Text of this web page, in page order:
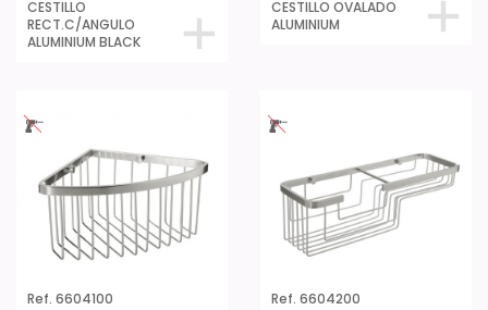
CESTILLO
RECT.C/ANGULO
ALUMINIUM BLACK
CESTILLO OVALADO
ALUMINIUM
Ref. 6604100 Ref. 6604200